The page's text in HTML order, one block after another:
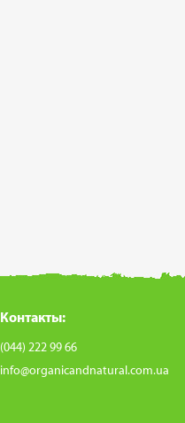
Контакты:
(044) 222 99 66
info@organicandnatural.com.ua